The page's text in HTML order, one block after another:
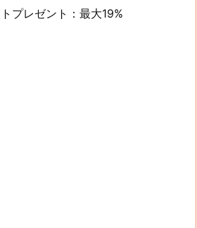
プレゼント：最大19%